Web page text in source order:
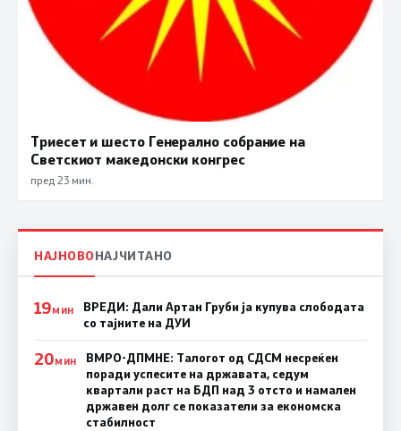
Триесет и шесто Генерално собрание на
Светскиот македонски конгрес
пред 23 мин.
НАЈНОВОНАЈЧИТАНО
19МИН
ВРЕДИ: Дали Артан Груби ја купува слободата
со тајните на ДУИ
20МИН
ВМРО-ДПМНЕ: Талогот од СДСМ несреќен
поради успесите на државата, седум
квартали раст на БДП над 3 отсто и намален
државен долг се показатели за економска
стабилност